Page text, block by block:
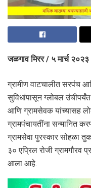
जळगाव मिरर / ५ मार्च २०२३
ग्रामीण वाटचालीत सरपंच
सुविधांपासून ग्लोबल
आणि ग्रामसेवक यांच्यासह
ग्रामपंचायतींना सन्मानित
ग्रामसेवा पुरस्कार सोहळा
३० एप्रिल रोजी
आला आहे.